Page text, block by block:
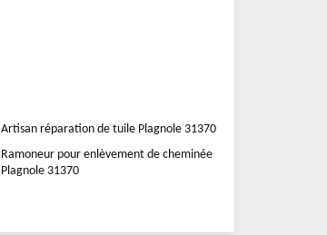
Artisan réparation de tuile Plagnole 31370
Ramoneur pour enlèvement de cheminée
Plagnole 31370